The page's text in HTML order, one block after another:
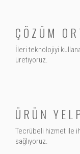
ÇÖZÜM
İleri teknolojiyi
üretiyoruz.
ÜRÜN
Tecrübeli hizmet ile
sağlıyoruz.